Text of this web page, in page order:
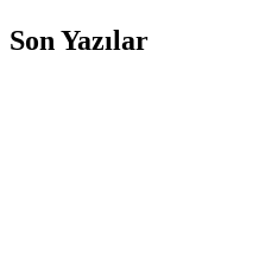
Son Yazılar